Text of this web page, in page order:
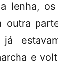
lenha, os
outra
e